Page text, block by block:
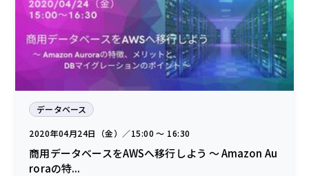
データベース
2020年04月24日（金）／15:00 〜 16:30
商用データベースをAWSへ移行しよう ～ Amazon Au
roraの特...